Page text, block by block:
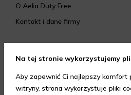
O Aelia Duty Free
Kontakt i dane firmy
Program Kameleon
Na tej stronie wykorzystujemy
Aby zapewnić Ci najlepszy komfort
witryny, strona wykorzystuje pliki